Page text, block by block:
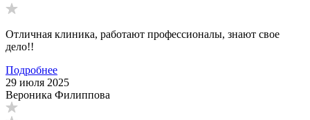
Отличная клиника, работают профессионалы, знают свое
дело!!
Подробнее
29 июля 2025
Вероника Филиппова